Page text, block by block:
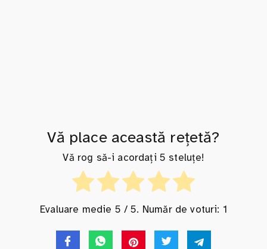
Vă place această rețetă?
Vă rog să-i acordați 5 steluțe!
Evaluare medie 5 / 5. Număr de voturi: 1